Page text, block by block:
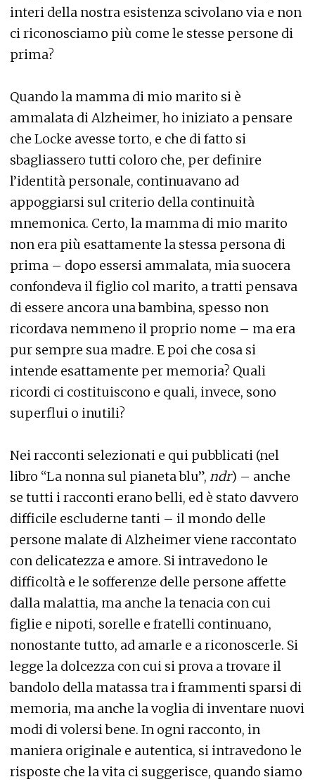
interi della nostra esistenza scivolano via e non
ci riconosciamo più come le stesse persone di
prima?
Quando la mamma di mio marito si è
ammalata di Alzheimer, ho iniziato a pensare
che Locke avesse torto, e che di fatto si
sbagliassero tutti coloro che, per definire
l’identità personale, continuavano ad
appoggiarsi sul criterio della continuità
mnemonica. Certo, la mamma di mio marito
non era più esattamente la stessa persona di
prima – dopo essersi ammalata, mia suocera
confondeva il figlio col marito, a tratti pensava
di essere ancora una bambina, spesso non
ricordava nemmeno il proprio nome – ma era
pur sempre sua madre. E poi che cosa si
intende esattamente per memoria? Quali
ricordi ci costituiscono e quali, invece, sono
superflui o inutili?
Nei racconti selezionati e qui pubblicati (nel
libro “La nonna sul pianeta blu”, ndr) – anche
se tutti i racconti erano belli, ed è stato davvero
difficile escluderne tanti – il mondo delle
persone malate di Alzheimer viene raccontato
con delicatezza e amore. Si intravedono le
difficoltà e le sofferenze delle persone affette
dalla malattia, ma anche la tenacia con cui
figlie e nipoti, sorelle e fratelli continuano,
nonostante tutto, ad amarle e a riconoscerle. Si
legge la dolcezza con cui si prova a trovare il
bandolo della matassa tra i frammenti sparsi di
memoria, ma anche la voglia di inventare nuovi
modi di volersi bene. In ogni racconto, in
maniera originale e autentica, si intravedono le
risposte che la vita ci suggerisce, quando siamo